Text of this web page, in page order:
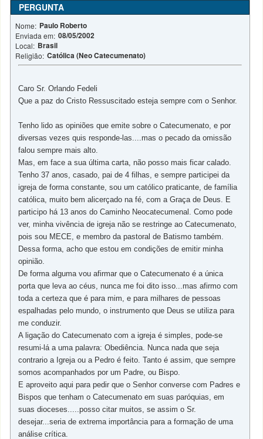
PERGUNTA
Nome: Paulo Roberto
Enviada em: 08/05/2002
Local: Brasil
Religião: Católica (Neo Catecumenato)
Caro Sr. Orlando Fedeli
Que a paz do Cristo Ressuscitado esteja sempre com o Senhor.
Tenho lido as opiniões que emite sobre o Catecumenato, e por
diversas vezes quis responde-las....mas o pecado da omissão
falou sempre mais alto.
Mas, em face a sua última carta, não posso mais ficar calado.
Tenho 37 anos, casado, pai de 4 filhas, e sempre participei da
igreja de forma constante, sou um católico praticante, de família
católica, muito bem alicerçado na fé, com a Graça de Deus. E
participo há 13 anos do Caminho Neocatecumenal. Como pode
ver, minha vivência de igreja não se restringe ao Catecumenato,
pois sou MECE, e membro da pastoral de Batismo também.
Dessa forma, acho que estou em condições de emitir minha
opinião.
De forma alguma vou afirmar que o Catecumenato é a única
porta que leva ao céus, nunca me foi dito isso...mas afirmo com
toda a certeza que é para mim, e para milhares de pessoas
espalhadas pelo mundo, o instrumento que Deus se utiliza para
me conduzir.
A ligação do Catecumenato com a igreja é simples, pode-se
resumi-lá a uma palavra: Obediência. Nunca nada que seja
contrario a Igreja ou a Pedro é feito. Tanto é assim, que sempre
somos acompanhados por um Padre, ou Bispo.
E aproveito aqui para pedir que o Senhor converse com Padres e
Bispos que tenham o Catecumenato em suas paróquias, em
suas dioceses.....posso citar muitos, se assim o Sr.
desejar...seria de extrema importância para a formação de uma
análise crítica.